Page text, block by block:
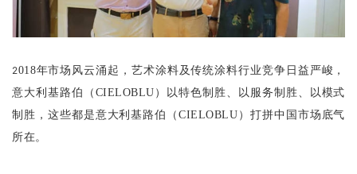
2018年市场风云涌起，艺术涂料及传统涂料行业竞争日益严峻，
意大利基路伯（ CIELOBLU ）以特色制胜、以服务制胜、以模式
制胜，这些都是意大利基路伯（CIELOBLU ）打拼中国市场底气
所在。